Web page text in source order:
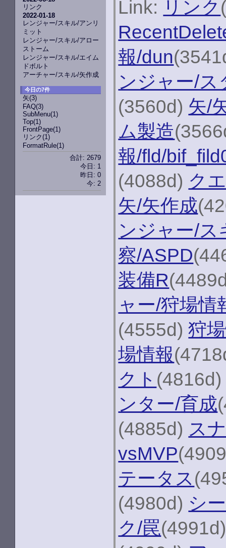
リンク
2022-01-18
レンジャー/スキル/アンリ
ミット
レンジャー/スキル/アロー
ストーム
レンジャー/スキル/エイム
ドボルト
アーチャー/スキル/矢作成
今日の7件
矢(3)
FAQ(3)
SubMenu(1)
Top(1)
FrontPage(1)
リンク(1)
FormatRule(1)
合計: 2679
今日: 1
昨日: 0
今: 2
Link: リンク
報/dun
ンジャー/ス
(3560d) 矢/
ム製造
報/fld/
(4088d) ク
矢/矢作成
ンジャー/ス
察/ASPD
装備R
ャー/狩場情
(4555d)狩
場情報
クト
ンター/育成
(4885d) ス
vsMVP
テータス
(4980d) シ
ク/罠